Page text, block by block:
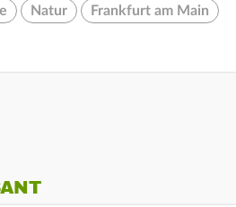
Natur Frankfurt am Main